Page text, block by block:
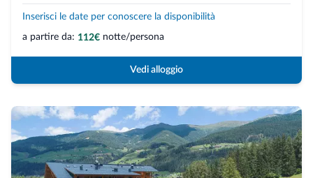
Inserisci le date per conoscere la disponibilità
a partire da: 112€ notte/persona
Vedi alloggio